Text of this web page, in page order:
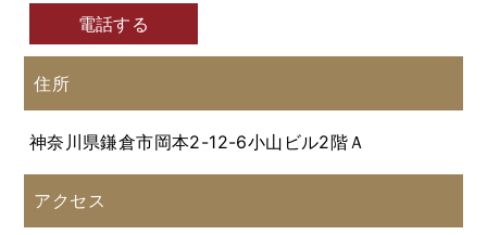
電話する
住所
神奈川県鎌倉市岡本2-12-6小山ビル2階Ａ
アクセス